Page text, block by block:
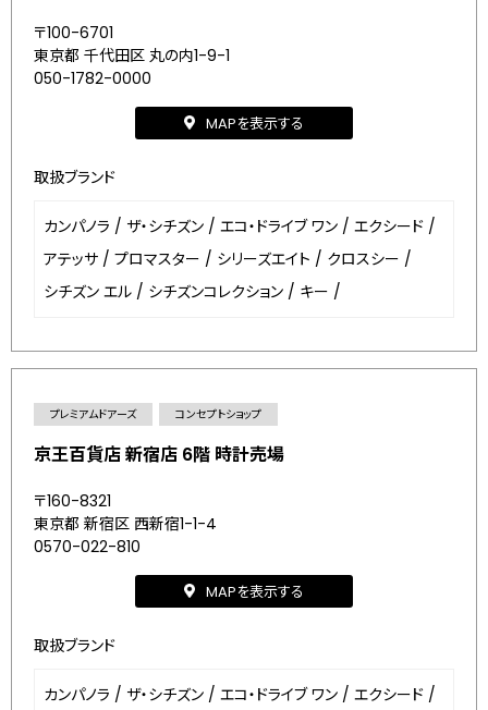
〒100-6701
東京都 千代田区 丸の内1-9-1
050-1782-0000
MAPを表示する
取扱ブランド
カンパノラ / ザ・シチズン / エコ・ドライブ ワン / エクシード /
アテッサ / プロマスター / シリーズエイト / クロスシー /
シチズン エル / シチズンコレクション / キー /
プレミアムドアーズ コンセプトショップ
京王百貨店 新宿店 6階 時計売場
〒160-8321
東京都 新宿区 西新宿1-1-4
0570-022-810
MAPを表示する
取扱ブランド
カンパノラ / ザ・シチズン / エコ・ドライブ ワン / エクシード /